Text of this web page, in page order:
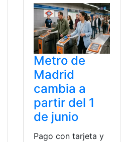
Metro de
Madrid
cambia a
partir del 1
de junio
Pago con tarjeta y